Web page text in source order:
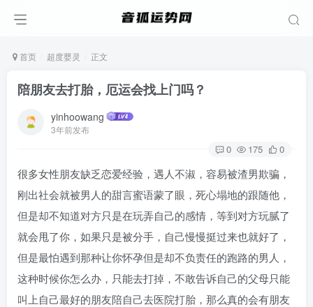
首页 超度婴灵 正文
陪朋友去打胎，厄运会找上门吗？
yinhoowang
3年前发布
0 175 0
很多女性朋友缺乏恋爱经验，遇人不淑，容易被渣男欺骗，
刚出社会就被男人的甜言蜜语蒙了眼，死心塌地的跟随他，
但是却不知道对方只是在玩弄自己的感情，等到对方玩腻了
就会甩了你，如果只是被分手，自己慢慢挺过来也就好了，
但是最怕遇到那种让你怀孕但是却不负责任的跑路的男人，
这种时候你怎么办，只能去打掉，不敢告诉自己的父母只能
叫上自己最好的朋友陪自己去医院打胎，那么真的会有朋友